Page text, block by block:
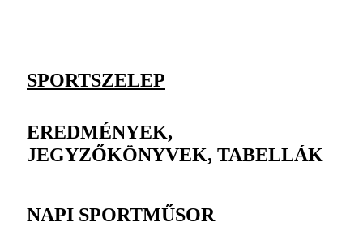
SPORTSZELEP
EREDMÉNYEK,
JEGYZŐKÖNYVEK, TABELLÁK
NAPI SPORTMŰSOR